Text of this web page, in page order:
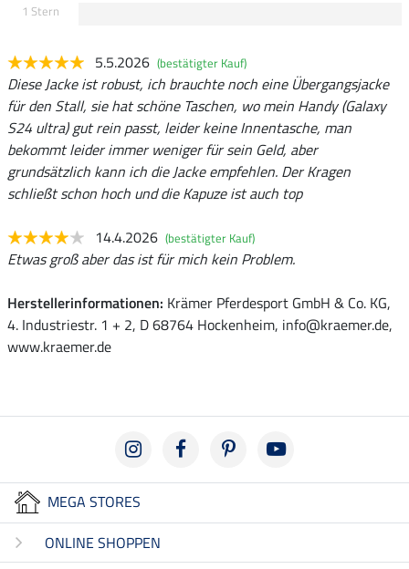
1 Stern
5.5.2026 (bestätigter Kauf)
Diese Jacke ist robust, ich brauchte noch eine Übergangsjacke
für den Stall, sie hat schöne Taschen, wo mein Handy (Galaxy
S24 ultra) gut rein passt, leider keine Innentasche, man
bekommt leider immer weniger für sein Geld, aber
grundsätzlich kann ich die Jacke empfehlen. Der Kragen
schließt schon hoch und die Kapuze ist auch top
14.4.2026 (bestätigter Kauf)
Etwas groß aber das ist für mich kein Problem.
Herstellerinformationen: Krämer Pferdesport GmbH & Co. KG,
4. Industriestr. 1 + 2, D 68764 Hockenheim, info@kraemer.de,
www.kraemer.de
MEGA STORES
ONLINE SHOPPEN